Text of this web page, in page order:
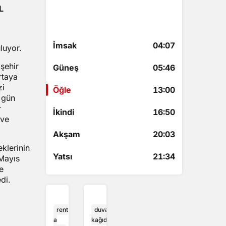
İmsak 04:07
Güneş 05:46
Öğle 13:00
İkindi 16:50
Akşam 20:03
Yatsı 21:34
rent
a
duvar
kağıdı